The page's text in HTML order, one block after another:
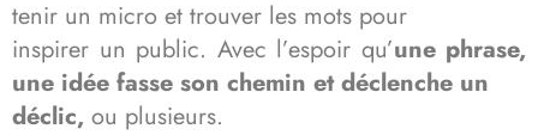
tenir un micro et trouver les mots pour
inspirer un public. Avec l’espoir qu’une phrase,
une idée fasse son chemin et déclenche un
déclic, ou plusieurs.